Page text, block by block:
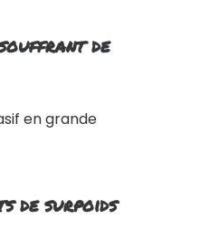
de
en grande
de surpoids